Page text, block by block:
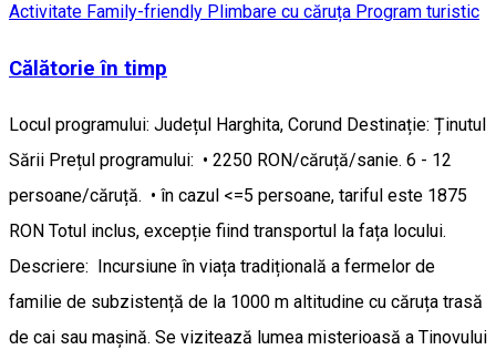
Activitate Family-friendly Plimbare cu căruța Program turistic
Călătorie în timp
Locul programului: Județul Harghita, Corund Destinație: Ținutul
Sării Prețul programului: • 2250 RON/căruță/sanie. 6 - 12
persoane/căruță. • în cazul <=5 persoane, tariful este 1875
RON Totul inclus, excepție fiind transportul la fața locului.
Descriere: Incursiune în viața tradițională a fermelor de
familie de subzistență de la 1000 m altitudine cu căruța trasă
de cai sau mașină. Se vizitează lumea misterioasă a Tinovului